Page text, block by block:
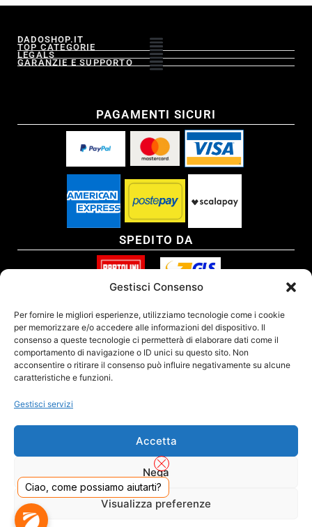
Gestisci Consenso
Per fornire le migliori esperienze, utilizziamo tecnologie come i cookie
per memorizzare e/o accedere alle informazioni del dispositivo. Il
consenso a queste tecnologie ci permetterà di elaborare dati come il
comportamento di navigazione o ID unici su questo sito. Non
acconsentire o ritirare il consenso può influire negativamente su alcune
caratteristiche e funzioni.
Gestisci servizi
Accetta
Nega
Visualizza preferenze
DADOSHOP.IT
TOP CATEGORIE
LEGALS
GARANZIE E SUPPORTO
PAGAMENTI SICURI
SPEDITO DA
DADO S.R.L. Unipersonale - Viale Enrico Forlanini 23 - 20134 Milano (MI) - Italy
Tel. 02.40703420 - P.Iva/C.F. 02681390809 - Numero REA MI-2640300 - Cap. Soc.
Ciao, come possiamo aiutarti?